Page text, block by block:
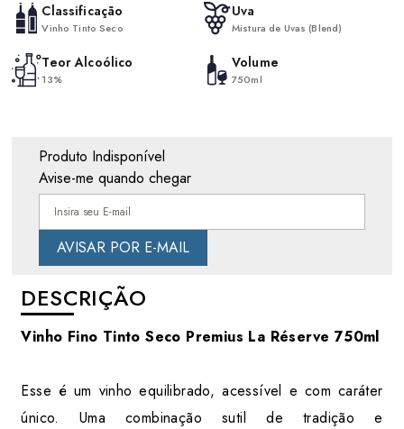
Classificação
Vinho Tinto Seco
Uva
Mistura de Uvas (Blend)
Teor Alcoólico
13%
Volume
750ml
Produto Indisponível
Avise-me quando chegar
DESCRIÇÃO
Vinho Fino Tinto Seco Premius La Réserve 750ml
Esse é um vinho equilibrado, acessível e com caráter
único. Uma combinação sutil de tradição e